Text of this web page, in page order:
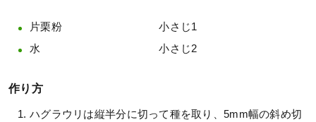
片栗粉 小さじ1
水 小さじ2
作り方
ハグラウリは縦半分に切って種を取り、5mm幅の斜め切